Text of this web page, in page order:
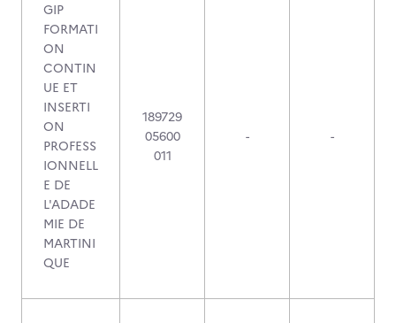
GIP
FORMATI
ON
CONTIN
UE ET
INSERTI
ON
PROFESS
IONNELL
E DE
L'ADADE
MIE DE
MARTINI
QUE
189729
05600
011
- -